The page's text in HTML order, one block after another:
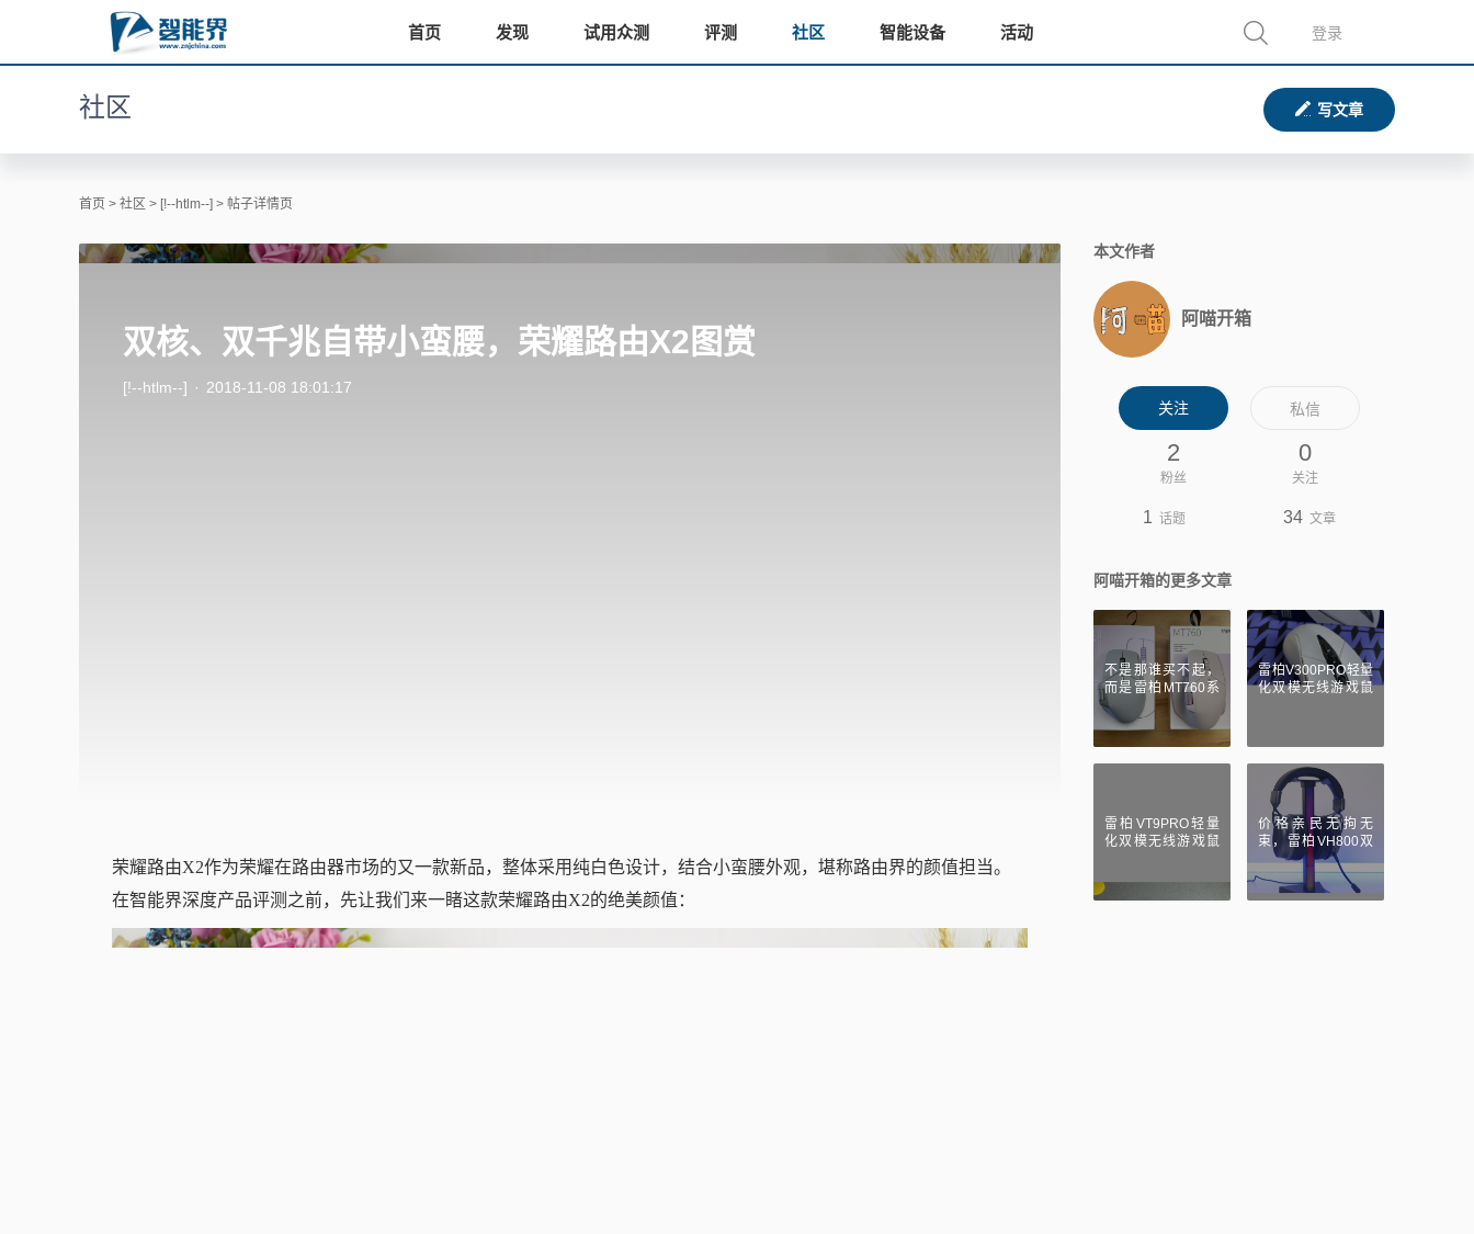
首页 发现 试用众测 评测 社区 智能设备 活动 登录
社区 写文章
首页 > 社区 > [!--htlm--] > 帖子详情页
双核、双千兆自带小蛮腰，荣耀路由X2图赏
[!--htlm--] · 2018-11-08 18:01:17
荣耀路由X2作为荣耀在路由器市场的又一款新品，整体采用纯白色设计，结合小蛮腰外观，堪称路由界的颜值担当。
在智能界深度产品评测之前，先让我们来一睹这款荣耀路由X2的绝美颜值：
本文作者
阿喵开箱
关注
2
粉丝
私信
0
关注
1 话题 34 文章
阿喵开箱的更多文章
不是那谁买不起，
而是雷柏MT760系
列鼠标更具性价
雷柏V300PRO轻量
化双模无线游戏鼠
雷柏VT9PRO轻量
化双模无线游戏鼠
价格亲民无拘无
束，雷柏VH800双
模无线游戏耳机评